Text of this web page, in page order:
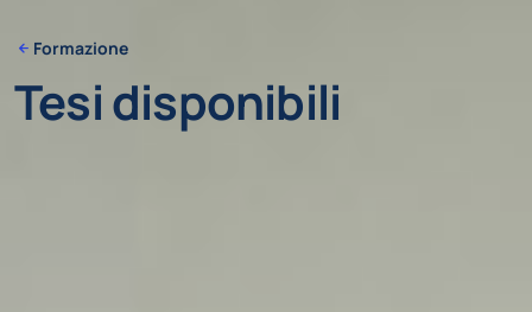
Formazione
Tesi disponibili